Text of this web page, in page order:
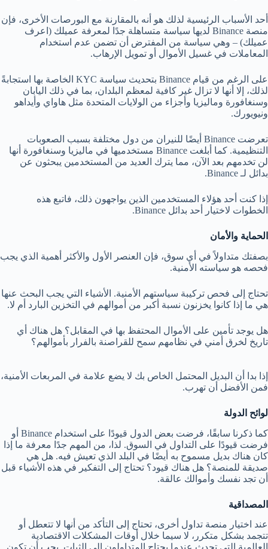
أحد الأسباب الرئيسية لذلك هو أنه بالمقارنة مع البورصات الأخرى، فإن
منصة Binance لديها سياسة متساهلة جدًا لمعرفة عميلك (اعرف
عميلك) – وهي سياسة من المفترض أن تضمن عدم استخدام
المعاملات في غسيل الأموال أو تمويل الإرهاب.
على الرغم من قيام Binance بتحديث سياسة KYC الخاصة بها استجابةً
لذلك، إلا أنها لا تزال غير كافية لمعظم البلدان، بما في ذلك اليابان
وسنغافورة وماليزيا وأجزاء من الولايات المتحدة مثل هاواي وأيداهو
ونيويورك.
تعرضت Binance أيضًا للنيران من دول مختلفة بسبب الصعوبات
التنظيمية. كما أبلغت Binance مستخدميها في ماليزيا وسنغافورة أنها
لن تخدمهم بعد الآن، مما يترك العديد من المستخدمين يبحثون عن
بدائل لـ Binance.
إذا كنت أحد هؤلاء المستخدمين الذين يواجهون ذلك، فاتبع هذه
الخطوات لاختيار أحد بدائل Binance.
الحماية والأمان
بصفتك متداولاً في أي سوق، فإن العنصر الأول والأكثر أهمية الذي يجب
فحصه هو سياسته الأمنية.
تحتاج إلى فحص تركيبة سياستهم الأمنية. الأشياء التي يجب البحث عنها
هي ما إذا كانوا يخزنون نسبة أكبر من أموالهم في التخزين البارد أم لا.
هل يوجد تأمين على الأموال المحتفظ بها في المقابل؟ هل هناك أي
تاريخ لخرق أمني في نظامهم سمح للقراصنة بالفرار بأموالهم؟
إذا بدا أن البديل المحتمل الخاص بك لا يضع علامة في المربعات الأمنية،
فمن الأفضل أن تهرب.
لوائح الدولة
كما ذكرنا سابقًا، فرضت بعض الدول قيودًا على استخدام Binance أو
فرضت قيودًا على التداول في السوق. لذا، من المهم جدًا معرفة ما إذا
كان هناك بديل مسموح به أيضًا في البلد الذي تعيش فيه. هل هي
صديقة للمنصة؟ هل هناك قيود؟ تحتاج إلى التفكير في هذه الأشياء قبل
أن تجد نفسك وأموالك عالقة.
المصداقية
عند اختيار منصة تداول أخرى، تحتاج إلى التأكد من أنها لا تتعطل أو
تتجمد بشكل متكرر، لا سيما خلال أوقات المشكلات الاقتصادية